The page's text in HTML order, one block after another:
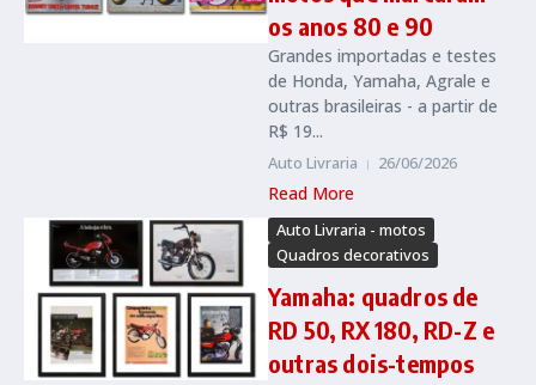
os anos 80 e 90
Grandes importadas e testes
de Honda, Yamaha, Agrale e
outras brasileiras - a partir de
R$ 19...
Auto Livraria 26/06/2026
Read More
Auto Livraria - motos
Quadros decorativos
Yamaha: quadros de
RD 50, RX 180, RD-Z e
outras dois-tempos